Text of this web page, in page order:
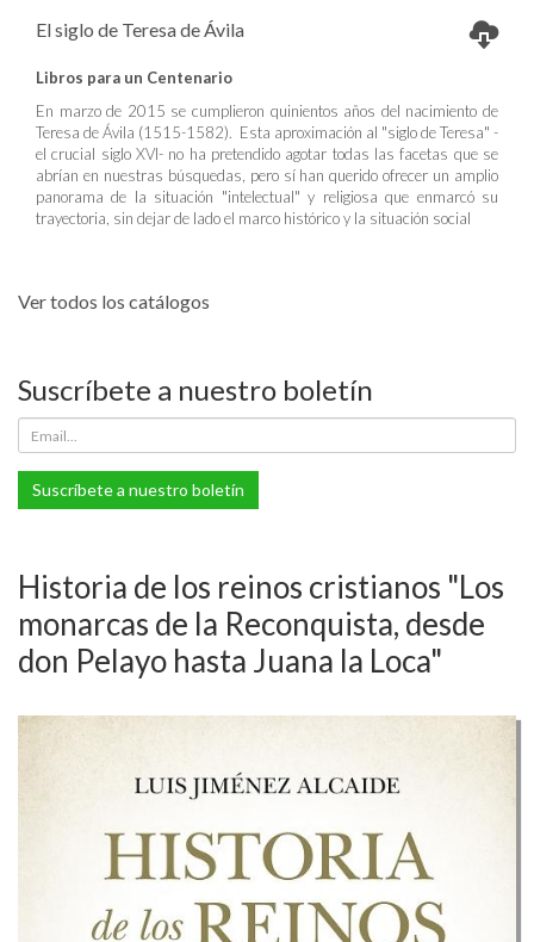
El siglo de Teresa de Ávila
Libros para un Centenario
En marzo de 2015 se cumplieron quinientos años del nacimiento de
Teresa de Ávila (1515-1582). Esta aproximación al "siglo de Teresa" -
el crucial siglo XVI- no ha pretendido agotar todas las facetas que se
abrían en nuestras búsquedas, pero sí han querido ofrecer un amplio
panorama de la situación "intelectual" y religiosa que enmarcó su
trayectoria, sin dejar de lado el marco histórico y la situación social
Ver todos los catálogos
Suscríbete a nuestro boletín
Suscríbete a nuestro boletín
Historia de los reinos cristianos "Los
monarcas de la Reconquista, desde
don Pelayo hasta Juana la Loca"